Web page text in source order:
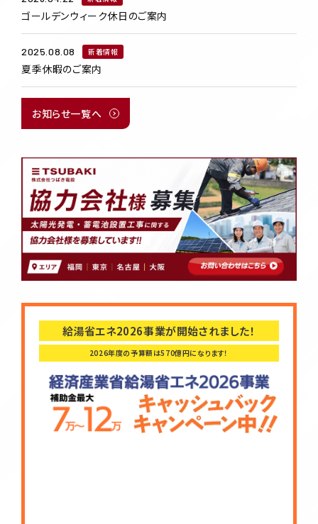
ゴールデンウィーク休日のご案内
2025.08.08 新着情報
夏季休暇のご案内
お知らせ一覧へ
給湯省エネ2026事業が開始されました！
2026年度の予算額は570億円になります！